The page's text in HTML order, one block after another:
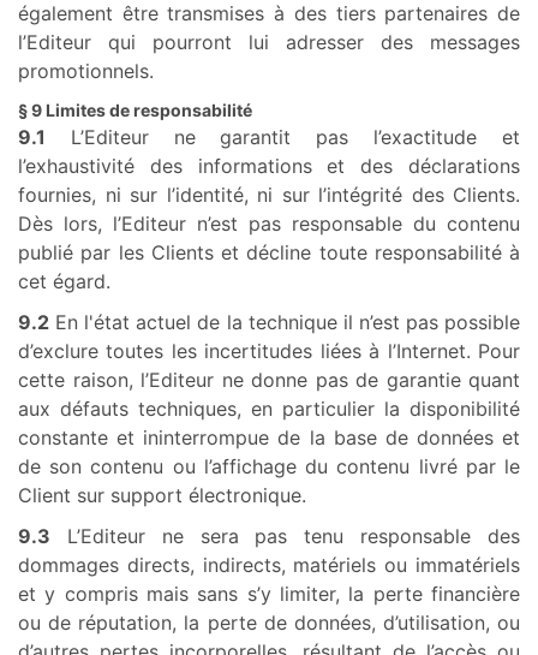
également être transmises à des tiers partenaires de
l’Editeur qui pourront lui adresser des messages
promotionnels.
§ 9 Limites de responsabilité
9.1 L’Editeur ne garantit pas l’exactitude et
l’exhaustivité des informations et des déclarations
fournies, ni sur l’identité, ni sur l’intégrité des Clients.
Dès lors, l’Editeur n’est pas responsable du contenu
publié par les Clients et décline toute responsabilité à
cet égard.
9.2 En l'état actuel de la technique il n’est pas possible
d’exclure toutes les incertitudes liées à l’Internet. Pour
cette raison, l’Editeur ne donne pas de garantie quant
aux défauts techniques, en particulier la disponibilité
constante et ininterrompue de la base de données et
de son contenu ou l’affichage du contenu livré par le
Client sur support électronique.
9.3 L’Editeur ne sera pas tenu responsable des
dommages directs, indirects, matériels ou immatériels
et y compris mais sans s’y limiter, la perte financière
ou de réputation, la perte de données, d’utilisation, ou